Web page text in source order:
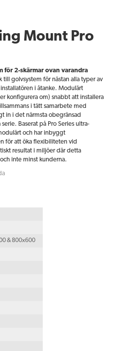
Mount Pro
för 2-skärmar ovan varandra
golvsystem för nästan alla typer av
i åtanke. Modulärt
konfigurera om) snabbt att installera
i tätt samarbete med
in i det närmsta obegränsad
Baserat på Pro Series ultra-
och har inbyggt
för att öka flexibiliteten vid
resultat i miljöer där detta
inte minst kunderna.
& 800x600